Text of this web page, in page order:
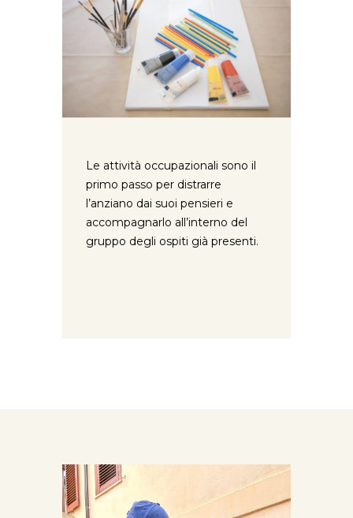
Le attività occupazionali sono il
primo passo per distrarre
l’anziano dai suoi pensieri e
accompagnarlo all’interno del
gruppo degli ospiti già presenti.